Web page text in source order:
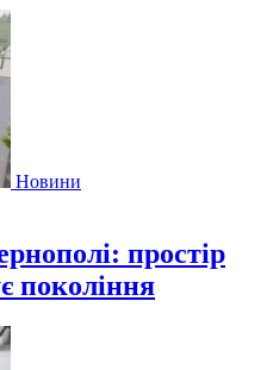
Новини
простір
покоління